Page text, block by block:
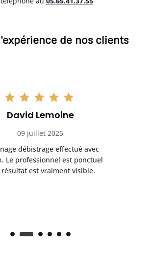
de nos clients
avec
ponctuel
Très satisfait du
cheminée.
efficace, avec un